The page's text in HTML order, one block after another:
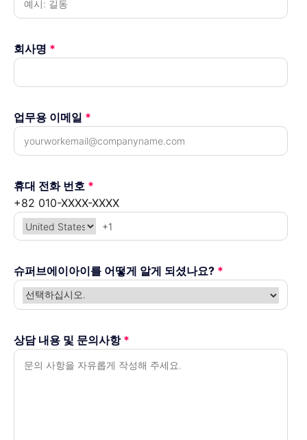
회사명 *
업무용 이메일 *
휴대 전화 번호 *
+82 010-XXXX-XXXX
슈퍼브에이아이를 어떻게 알게 되셨나요? *
상담 내용 및 문의사항 *